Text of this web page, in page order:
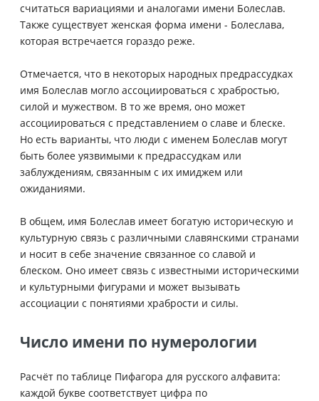
считаться вариациями и аналогами имени Болеслав.
Также существует женская форма имени - Болеслава,
которая встречается гораздо реже.
Отмечается, что в некоторых народных предрассудках
имя Болеслав могло ассоциироваться с храбростью,
силой и мужеством. В то же время, оно может
ассоциироваться с представлением о славе и блеске.
Но есть варианты, что люди с именем Болеслав могут
быть более уязвимыми к предрассудкам или
заблуждениям, связанным с их имиджем или
ожиданиями.
В общем, имя Болеслав имеет богатую историческую и
культурную связь с различными славянскими странами
и носит в себе значение связанное со славой и
блеском. Оно имеет связь с известными историческими
и культурными фигурами и может вызывать
ассоциации с понятиями храбрости и силы.
Число имени по нумерологии
Расчёт по таблице Пифагора для русского алфавита:
каждой букве соответствует цифра по